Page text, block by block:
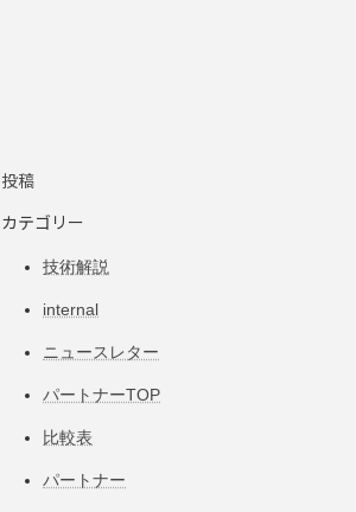
投稿
カテゴリー
技術解説
internal
ニュースレター
パートナーTOP
比較表
パートナー